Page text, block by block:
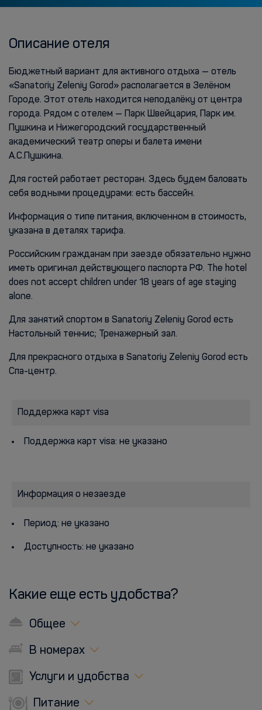
Описание отеля
Бюджетный вариант для активного отдыха — отель
«Sanatoriy Zeleniy Gorod» располагается в Зелёном
Городе. Этот отель находится неподалёку от центра
города. Рядом с отелем — Парк Швейцария, Парк им.
Пушкина и Нижегородский государственный
академический театр оперы и балета имени
А.С.Пушкина.
Для гостей работает ресторан. Здесь будем баловать
себя водными процедурами: есть бассейн.
Информация о типе питания, включенном в стоимость,
указана в деталях тарифа.
Российским гражданам при заезде обязательно нужно
иметь оригинал действующего паспорта РФ. The hotel
does not accept children under 18 years of age staying
alone.
Для занятий спортом в Sanatoriy Zeleniy Gorod есть
Настольный теннис; Тренажерный зал.
Для прекрасного отдыха в Sanatoriy Zeleniy Gorod есть
Спа-центр.
Поддержка карт visa
Поддержка карт visa: не указано
Информация о незаезде
Период: не указано
Доступность: не указано
Какие еще есть удобства?
Общее
В номерах
Услуги и удобства
Питание